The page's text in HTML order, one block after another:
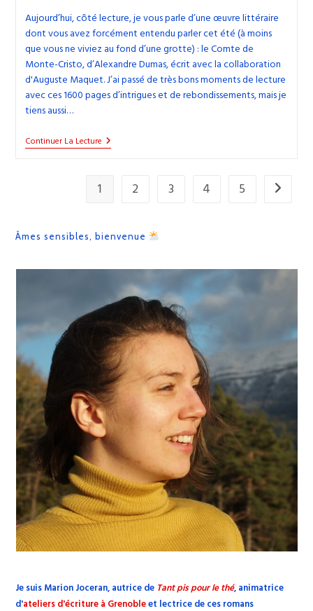
Aujourd’hui, côté lecture, je vous parle d’une œuvre littéraire
dont vous avez forcément entendu parler cet été (à moins
que vous ne viviez au fond d’une grotte) : le Comte de
Monte-Cristo, d’Alexandre Dumas, écrit avec la collaboration
d'Auguste Maquet. J’ai passé de très bons moments de lecture
avec ces 1600 pages d’intrigues et de rebondissements, mais je
tiens aussi…
Continuer La Lecture34.
Le
Monte-
:
Ce
Ce
Qui
M’a
Agacée
1 2 3 4 5 Aller à
Âmes sensibles, bienvenue
Je suis Marion Joceran, autrice de Tant pis pour le thé, animatrice
d'ateliers d'écriture à Grenobleet lectrice de ces romans